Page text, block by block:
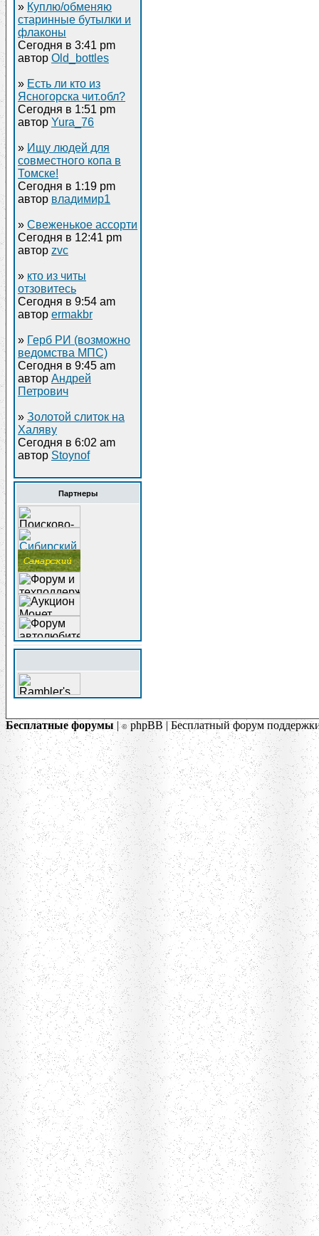
» Куплю/обменяю
старинные бутылки и
флаконы
Сегодня в 3:41 pm
автор Old_bottles
» Есть ли кто из
Ясногорска чит.обл?
Сегодня в 1:51 pm
автор Yura_76
» Ищу людей для
совместного копа в
Томске!
Сегодня в 1:19 pm
автор владимир1
» Свеженькое ассорти
Сегодня в 12:41 pm
автор zvc
» кто из читы
отзовитесь
Сегодня в 9:54 am
автор ermakbr
» Герб РИ (возможно
ведомства МПС)
Сегодня в 9:45 am
автор Андрей
Петрович
» Золотой слиток на
Халяву
Сегодня в 6:02 am
автор Stoynof
Партнеры
Бесплатные форумы|©phpBB | Бесплатный форум